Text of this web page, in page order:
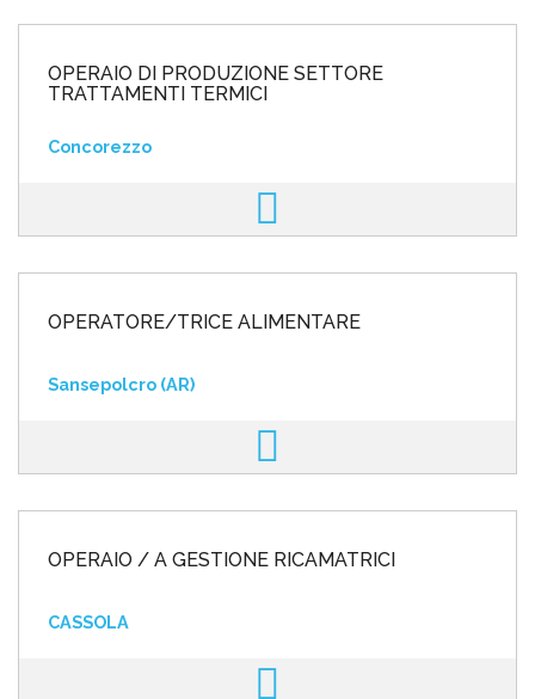
OPERAIO DI PRODUZIONE SETTORE
TRATTAMENTI TERMICI
Concorezzo
OPERATORE/TRICE ALIMENTARE
Sansepolcro (AR)
OPERAIO / A GESTIONE RICAMATRICI
CASSOLA